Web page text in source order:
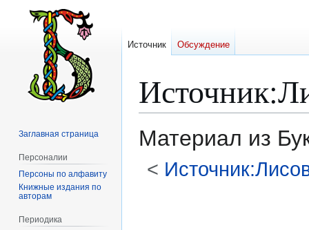
Источник:
Материал из
<
Источник Обсуждение
Заглавная страница
Персоналии
Персоны по алфавиту
Книжные издания по
авторам
Периодика